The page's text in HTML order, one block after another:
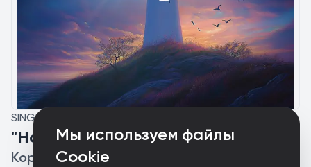
Мы используем файлы
Cookie
SINGLE
"Hope"
Корниенко Андрей